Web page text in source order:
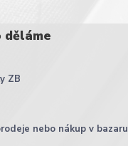
děláme
ZB
nebo nákup v bazaru